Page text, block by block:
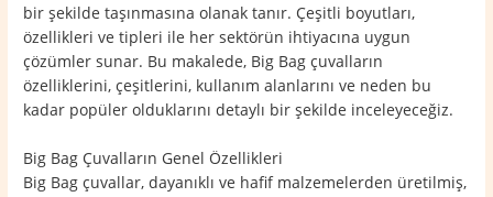
bir şekilde taşınmasına olanak tanır. Çeşitli boyutları,
özellikleri ve tipleri ile her sektörün ihtiyacına uygun
çözümler sunar. Bu makalede, Big Bag çuvalların
özelliklerini, çeşitlerini, kullanım alanlarını ve neden bu
kadar popüler olduklarını detaylı bir şekilde inceleyeceğiz.
Big Bag Çuvalların Genel Özellikleri
Big Bag çuvallar, dayanıklı ve hafif malzemelerden üretilmiş,